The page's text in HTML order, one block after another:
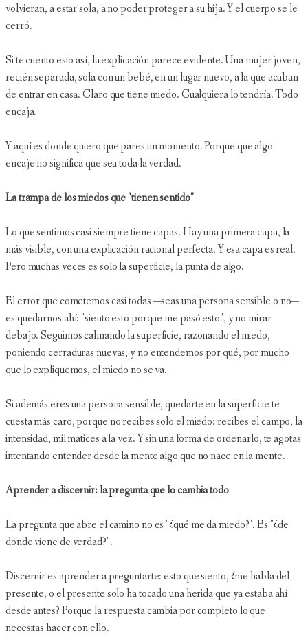
volvieran, a estar sola, a no poder proteger a su hija. Y el cuerpo se le
cerró.
Si te cuento esto así, la explicación parece evidente. Una mujer joven,
recién separada, sola con un bebé, en un lugar nuevo, a la que acaban
de entrar en casa. Claro que tiene miedo. Cualquiera lo tendría. Todo
encaja.
Y aquí es donde quiero que pares un momento. Porque que algo
encaje no significa que sea toda la verdad.
La trampa de los miedos que "tienen sentido"
Lo que sentimos casi siempre tiene capas. Hay una primera capa, la
más visible, con una explicación racional perfecta. Y esa capa es real.
Pero muchas veces es solo la superficie, la punta de algo.
El error que cometemos casi todas —seas una persona sensible o no—
es quedarnos ahí: "siento esto porque me pasó esto", y no mirar
debajo. Seguimos calmando la superficie, razonando el miedo,
poniendo cerraduras nuevas, y no entendemos por qué, por mucho
que lo expliquemos, el miedo no se va.
Si además eres una persona sensible, quedarte en la superficie te
cuesta más caro, porque no recibes solo el miedo: recibes el campo, la
intensidad, mil matices a la vez. Y sin una forma de ordenarlo, te agotas
intentando entender desde la mente algo que no nace en la mente.
Aprender a discernir: la pregunta que lo cambia todo
La pregunta que abre el camino no es "¿qué me da miedo?". Es "¿de
dónde viene de verdad?".
Discernir es aprender a preguntarte: esto que siento, ¿me habla del
presente, o el presente solo ha tocado una herida que ya estaba ahí
desde antes? Porque la respuesta cambia por completo lo que
necesitas hacer con ello.